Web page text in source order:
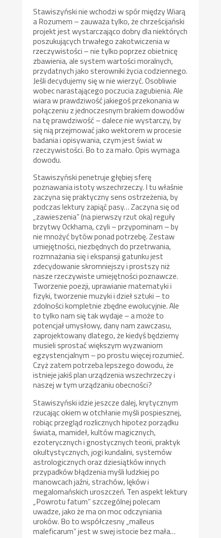
Stawiszyński nie wchodzi w spór między Wiarą
a Rozumem – zauważa tylko, że chrześcijański
projekt jest wystarczająco dobry dla niektórych
poszukujących trwałego zakotwiczenia w
rzeczywistości – nie tylko poprzez obietnicę
zbawienia, ale system wartości moralnych,
przydatnych jako sterowniki życia codziennego.
Jeśli decydujemy się w nie wierzyć. Osobliwie
wobec narastającego poczucia zagubienia. Ale
wiara w prawdziwość jakiegoś przekonania w
połączeniu z jednoczesnym brakiem dowodów
na tę prawdziwość – dalece nie wystarczy, by
się nią przejmować jako wektorem w procesie
badania i opisywania, czym jest świat w
rzeczywistości. Bo to za mało. Opis wymaga
dowodu.
Stawiszyński penetruje głębiej sferę
poznawania istoty wszechrzeczy. I tu właśnie
zaczyna się praktyczny sens ostrzeżenia, by
podczas lektury zapiąć pasy… Zaczyna się od
„zawieszenia” (na pierwszy rzut oka) reguły
brzytwy Ockhama, czyli – przypominam – by
nie mnożyć bytów ponad potrzebę. Zestaw
umiejętności, niezbędnych do przetrwania,
rozmnażania się i ekspansji gatunku jest
zdecydowanie skromniejszy i prostszy niż
nasze rzeczywiste umiejętności poznawcze.
Tworzenie poezji, uprawianie matematyki i
fizyki, tworzenie muzyki i dzieł sztuki – to
zdolności kompletnie zbędne ewolucyjnie. Ale
to tylko nam się tak wydaje – a może to
potencjał umysłowy, dany nam zawczasu,
zaprojektowany dlatego, że kiedyś będziemy
musieli sprostać większym wyzwaniom
egzystencjalnym – po prostu więcej rozumieć.
Czyż zatem potrzeba lepszego dowodu, że
istnieje jakiś plan urządzenia wszechrzeczy i
naszej w tym urządzaniu obecności?
Stawiszyński idzie jeszcze dalej, krytycznym
rzucając okiem w otchłanie myśli pospiesznej,
robiąc przegląd rozlicznych hipotez porządku
świata, mamideł, kultów magicznych,
ezoterycznych i gnostycznych teorii, praktyk
okultystycznych, jogi kundalini, systemów
astrologicznych oraz dziesiątków innych
przypadków błądzenia myśli ludzkiej po
manowcach jaźni, strachów, lęków i
megalomańskich uroszczeń. Ten aspekt lektury
„Powrotu fatum” szczególnej polecam
uwadze, jako że ma on moc odczyniania
uroków. Bo to współczesny „malleus
maleficarum” jest w swej istocie bez mała…